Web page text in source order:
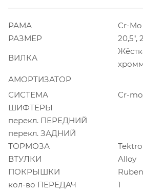
РАМА
Cr-
РАЗМЕР
20,5",
ВИЛКА
АМОРТИЗАТОР
СИСТЕМА
Cr-
ШИФТЕРЫ
перекл. ПЕРЕДНИЙ
перекл. ЗАДНИЙ
ТОРМОЗА
ВТУЛКИ
Alloy
ПОКРЫШКИ
кол-во ПЕРЕДАЧ
1